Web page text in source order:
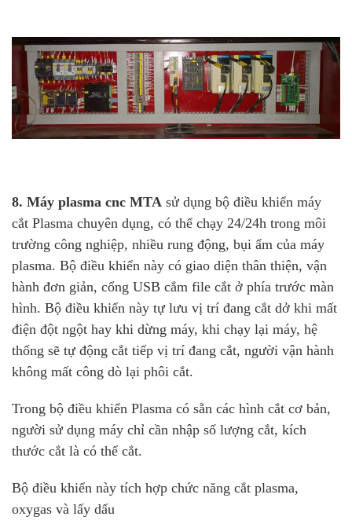
8. Máy plasma cnc MTA sử dụng bộ điều khiển máy
cắt Plasma chuyên dụng, có thể chạy 24/24h trong môi
trường công nghiệp, nhiều rung động, bụi ẩm của máy
plasma. Bộ điều khiển này có giao diện thân thiện, vận
hành đơn giản, cổng USB cắm file cắt ở phía trước màn
hình. Bộ điều khiển này tự lưu vị trí đang cắt dở khi mất
điện đột ngột hay khi dừng máy, khi chạy lại máy, hệ
thống sẽ tự động cắt tiếp vị trí đang cắt, người vận hành
không mất công dò lại phôi cắt.
Trong bộ điều khiển Plasma có sẵn các hình cắt cơ bản,
người sử dụng máy chỉ cần nhập số lượng cắt, kích
thước cắt là có thể cắt.
Bộ điều khiển này tích hợp chức năng cắt plasma,
oxygas và lấy dấu